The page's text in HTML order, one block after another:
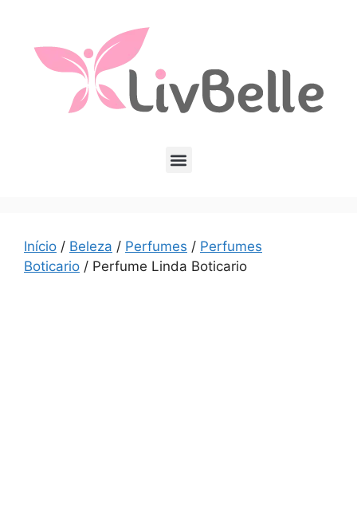
Início / Beleza / Perfumes / Perfumes
Boticario / Perfume Linda Boticario